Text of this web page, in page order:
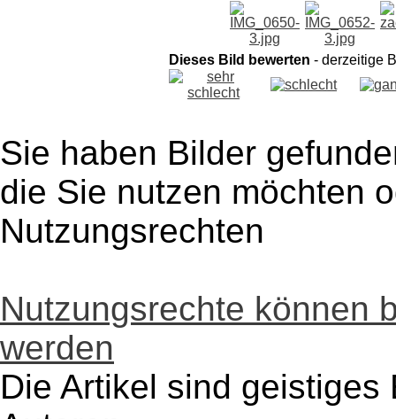
Dieses Bild bewerten - derzeitige
Sie haben Bilder
die Sie nutzen möchten
Nutzungsrechten
Nutzungsrechte können
werden
Die Artikel sind